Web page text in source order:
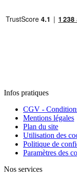
Infos pratiques
CGV -
Mentions légales
Plan du site
Utilisation des
Politique de
Paramètres des
Nos services